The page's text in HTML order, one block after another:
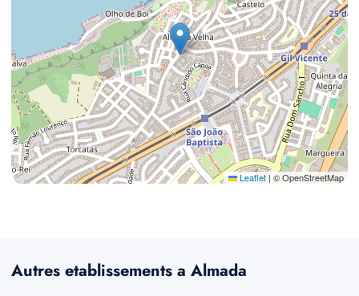
Leaflet | © OpenStreetMap
Autres etablissements a Almada